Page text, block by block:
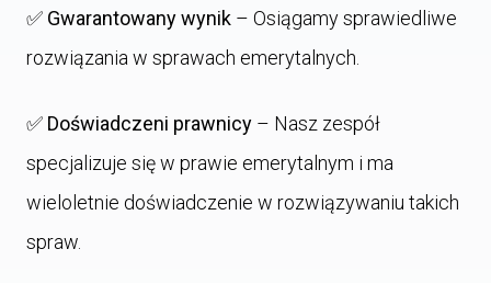
✅ Gwarantowany wynik – Osiągamy sprawiedliwe
rozwiązania w sprawach emerytalnych.
✅ Doświadczeni prawnicy – Nasz zespół
specjalizuje się w prawie emerytalnym i ma
wieloletnie doświadczenie w rozwiązywaniu takich
spraw.